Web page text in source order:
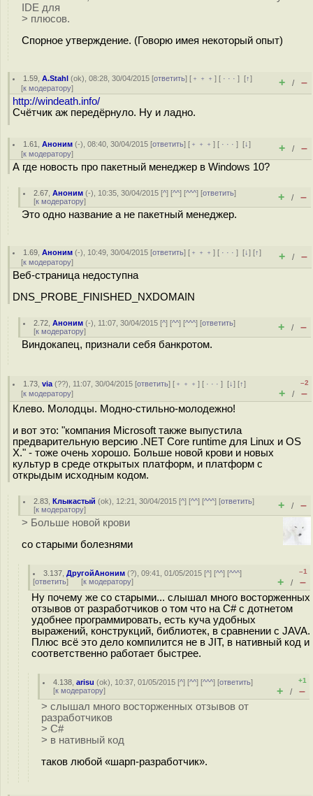
IDE для
> плюсов.
Спорное утверждение. (Говорю имея некоторый опыт)
1.59 ,A.Stahl (ok), 08:28, 30/04/2015 [ответить] [ ﹢﹢﹢] [ · · ·][↑]
[к модератору] + / –
http://windeath.info/
Счётчик аж передёрнуло. Ну и ладно.
1.61 ,Аноним (-), 08:40, 30/04/2015 [ответить] [ ﹢﹢﹢] [ · · ·][↓]
[к модератору] + / –
А где новость про пакетный менеджер в Windows 10?
2.67 ,Аноним (-), 10:35, 30/04/2015 [^] [^^] [^^^] [ответить]
[к модератору] + / –
Это одно название а не пакетный менеджер.
1.69 ,Аноним (-), 10:49, 30/04/2015 [ответить] [ ﹢﹢﹢] [ · · ·][↓] [↑]
[к модератору] + / –
Веб-страница недоступна
DNS_PROBE_FINISHED_NXDOMAIN
2.72 ,Аноним (-), 11:07, 30/04/2015 [^] [^^] [^^^] [ответить]
[к модератору] + / –
Виндокапец, признали себя банкротом.
1.73 ,via (??), 11:07, 30/04/2015 [ответить] [ ﹢﹢﹢] [ · · ·][↓] [↑]
[к модератору]
–2
+ / –
Клево. Молодцы. Модно-стильно-молодежно!
и вот это: "компания Microsoft также выпустила
предварительную версию .NET Core runtime для Linux и OS
X." - тоже очень хорошо. Больше новой крови и новых
культур в среде открытых платформ, и платформ с
открыдым исходным кодом.
2.83 ,Клыкастый (ok), 12:21, 30/04/2015 [^] [^^] [^^^] [ответить]
[к модератору] + / –
> Больше новой крови
со старыми болезнями
3.137 ,ДругойАноним (?), 09:41, 01/05/2015 [^] [^^] [^^^]
[ответить] [к модератору]
–1
+ / –
Ну почему же со старыми... слышал много восторженных
отзывов от разработчиков о том что на C# c дотнетом
удобнее программировать, есть куча удобных
выражений, конструкций, библиотек, в сравнении с JAVA.
Плюс всё это дело компилится не в JIT, в нативный код и
соответственно работает быстрее.
4.138 ,arisu (ok), 10:37, 01/05/2015 [^] [^^] [^^^] [ответить]
[к модератору]
+1
+ / –
> слышал много восторженных отзывов от
разработчиков
> C#
> в нативный код
таков любой «шарп‐разработчик».